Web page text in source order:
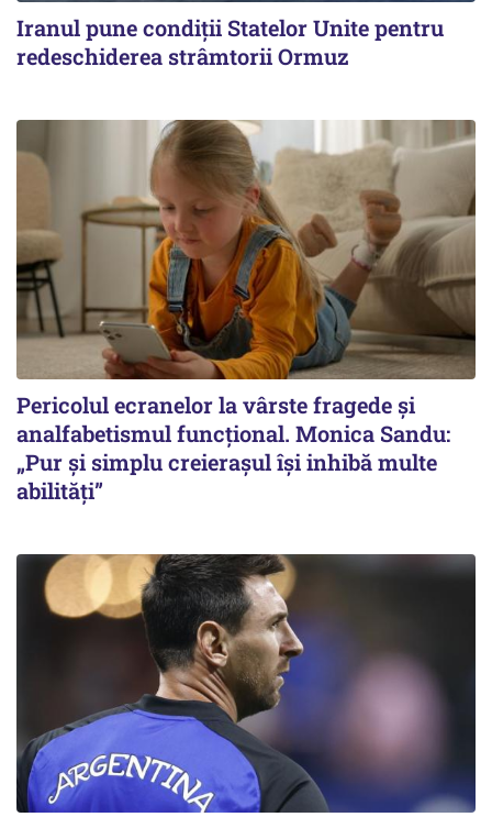
Iranul pune condiții Statelor Unite pentru
redeschiderea strâmtorii Ormuz
Pericolul ecranelor la vârste fragede și
analfabetismul funcțional. Monica Sandu:
„Pur și simplu creierașul își inhibă multe
abilități”